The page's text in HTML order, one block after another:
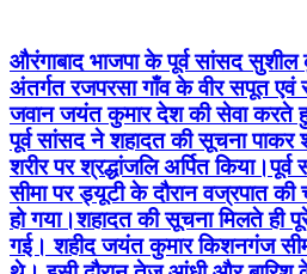
औरंगाबाद भाजपा के पूर्व सांसद सुशील
अंतर्गत रजपरसा गाँव के वीर सपूत एवं
जवान जयंत कुमार देश की सेवा करते
पूर्व सांसद ने शहादत की सूचना पाकर
शरीर पर श्रद्धांजलि अर्पित
सीमा पर ड्यूटी के दौरान वज्रपात
हो गया।शहादत की सूचना मिलते ही
गई। शहीद जयंत कुमार किशनगंज